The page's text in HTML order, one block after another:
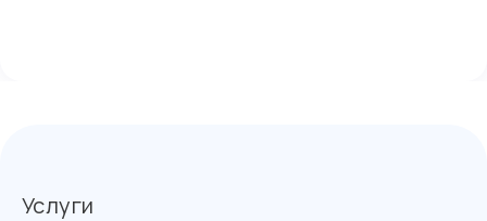
Услуги